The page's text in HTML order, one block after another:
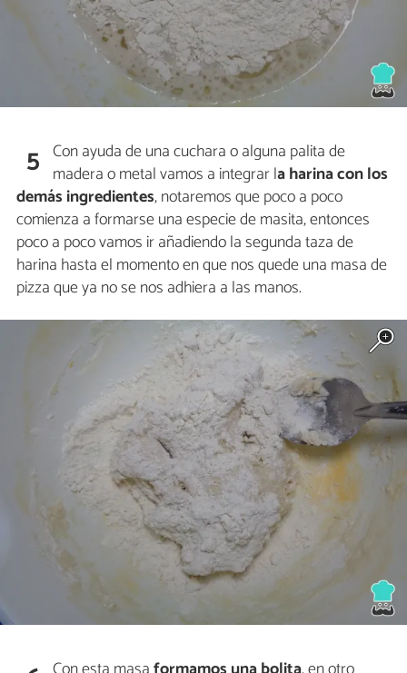
5 Con ayuda de una cuchara o alguna palita de
madera o metal vamos a integrar la harina con los
demás ingredientes, notaremos que poco a poco
comienza a formarse una especie de masita, entonces
poco a poco vamos ir añadiendo la segunda taza de
harina hasta el momento en que nos quede una masa de
pizza que ya no se nos adhiera a las manos.